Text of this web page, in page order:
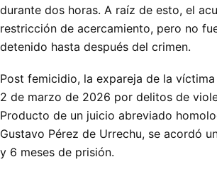
durante dos horas. A raíz de esto, el
restricción de acercamiento, pero no
detenido hasta después del crimen.
Post femicidio, la expareja de la
2 de marzo de 2026 por delitos de
Producto de un juicio abreviado
Gustavo Pérez de Urrechu, se acordó
y 6 meses de prisión.